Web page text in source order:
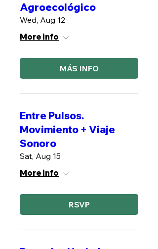
Agroecológico
Wed, Aug 12
More info
MÁS INFO
Entre Pulsos.
Movimiento + Viaje
Sonoro
Sat, Aug 15
More info
RSVP